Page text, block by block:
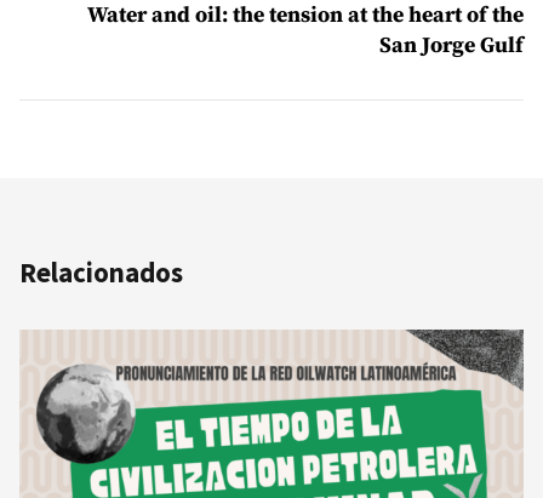
Water and oil: the tension at the heart of the
San Jorge Gulf
Relacionados